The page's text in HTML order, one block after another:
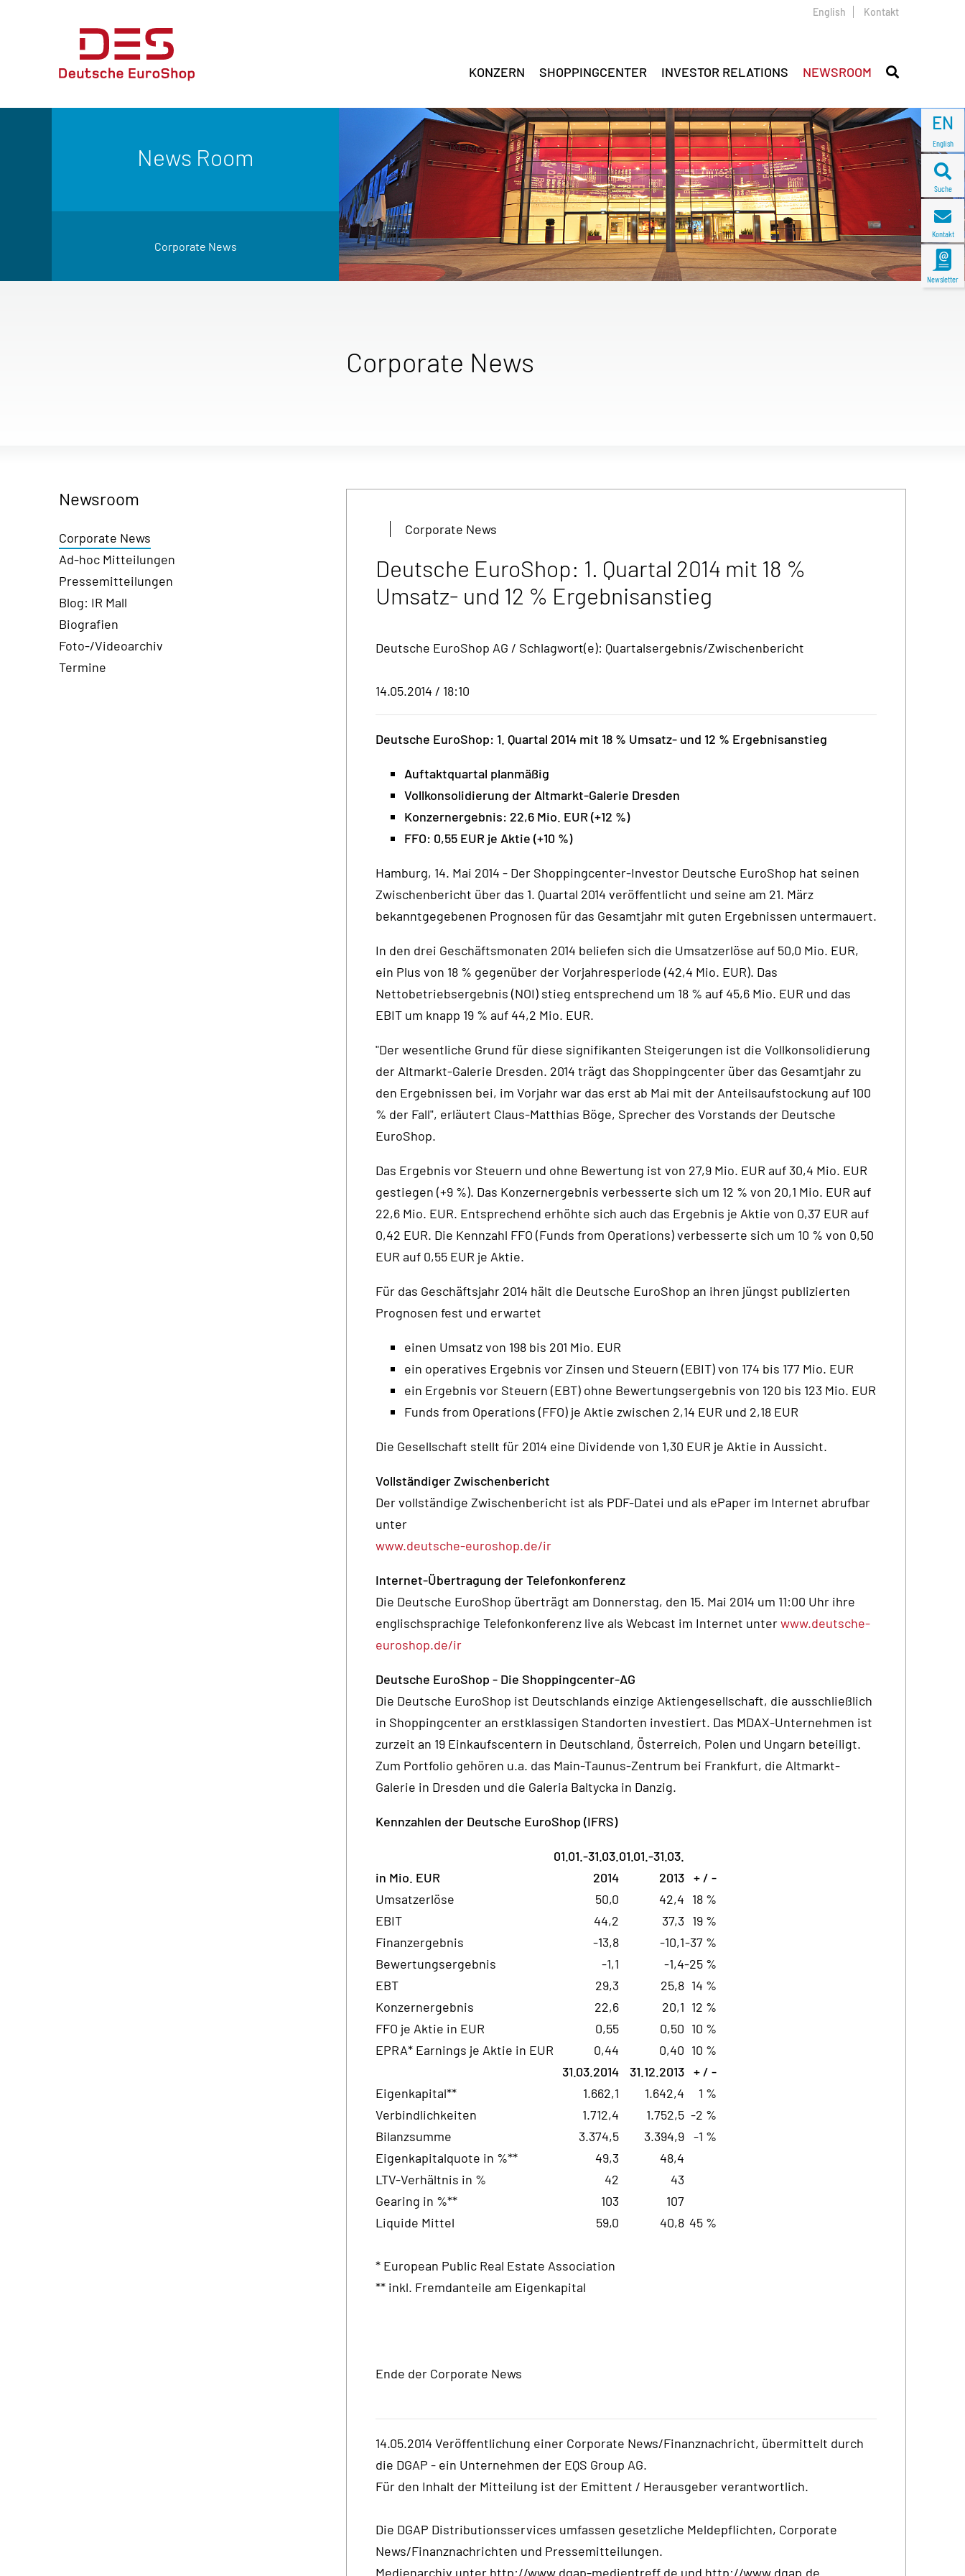
EN
English
Suche
Kontakt
Newsletter
English Kontakt
KONZERN SHOPPINGCENTER INVESTOR RELATIONS NEWSROOM
News Room
Corporate News
Corporate News
Newsroom
Corporate News
Ad-hoc Mitteilungen
Pressemitteilungen
Blog: IR Mall
Biografien
Foto-/Videoarchiv
Termine
Corporate News
Deutsche EuroShop: 1. Quartal 2014 mit 18 %
Umsatz- und 12 % Ergebnisanstieg
Deutsche EuroShop AG / Schlagwort(e): Quartalsergebnis/Zwischenbericht
14.05.2014 / 18:10
Deutsche EuroShop: 1. Quartal 2014 mit 18 % Umsatz- und 12 % Ergebnisanstieg
Auftaktquartal planmäßig
Vollkonsolidierung der Altmarkt-Galerie Dresden
Konzernergebnis: 22,6 Mio. EUR (+12 %)
FFO: 0,55 EUR je Aktie (+10 %)
Hamburg, 14. Mai 2014 - Der Shoppingcenter-Investor Deutsche EuroShop hat seinen
Zwischenbericht über das 1. Quartal 2014 veröffentlicht und seine am 21. März
bekanntgegebenen Prognosen für das Gesamtjahr mit guten Ergebnissen untermauert.
In den drei Geschäftsmonaten 2014 beliefen sich die Umsatzerlöse auf 50,0 Mio. EUR,
ein Plus von 18 % gegenüber der Vorjahresperiode (42,4 Mio. EUR). Das
Nettobetriebsergebnis (NOI) stieg entsprechend um 18 % auf 45,6 Mio. EUR und das
EBIT um knapp 19 % auf 44,2 Mio. EUR.
"Der wesentliche Grund für diese signifikanten Steigerungen ist die Vollkonsolidierung
der Altmarkt-Galerie Dresden. 2014 trägt das Shoppingcenter über das Gesamtjahr zu
den Ergebnissen bei, im Vorjahr war das erst ab Mai mit der Anteilsaufstockung auf 100
% der Fall", erläutert Claus-Matthias Böge, Sprecher des Vorstands der Deutsche
EuroShop.
Das Ergebnis vor Steuern und ohne Bewertung ist von 27,9 Mio. EUR auf 30,4 Mio. EUR
gestiegen (+9 %). Das Konzernergebnis verbesserte sich um 12 % von 20,1 Mio. EUR auf
22,6 Mio. EUR. Entsprechend erhöhte sich auch das Ergebnis je Aktie von 0,37 EUR auf
0,42 EUR. Die Kennzahl FFO (Funds from Operations) verbesserte sich um 10 % von 0,50
EUR auf 0,55 EUR je Aktie.
Für das Geschäftsjahr 2014 hält die Deutsche EuroShop an ihren jüngst publizierten
Prognosen fest und erwartet
einen Umsatz von 198 bis 201 Mio. EUR
ein operatives Ergebnis vor Zinsen und Steuern (EBIT) von 174 bis 177 Mio. EUR
ein Ergebnis vor Steuern (EBT) ohne Bewertungsergebnis von 120 bis 123 Mio. EUR
Funds from Operations (FFO) je Aktie zwischen 2,14 EUR und 2,18 EUR
Die Gesellschaft stellt für 2014 eine Dividende von 1,30 EUR je Aktie in Aussicht.
Vollständiger Zwischenbericht
Der vollständige Zwischenbericht ist als PDF-Datei und als ePaper im Internet abrufbar
unter
www.deutsche-euroshop.de/ir
Internet-Übertragung der Telefonkonferenz
Die Deutsche EuroShop überträgt am Donnerstag, den 15. Mai 2014 um 11:00 Uhr ihre
englischsprachige Telefonkonferenz live als Webcast im Internet unterwww.deutsche-
euroshop.de/ir
Deutsche EuroShop - Die Shoppingcenter-AG
Die Deutsche EuroShop ist Deutschlands einzige Aktiengesellschaft, die ausschließlich
in Shoppingcenter an erstklassigen Standorten investiert. Das MDAX-Unternehmen ist
zurzeit an 19 Einkaufscentern in Deutschland, Österreich, Polen und Ungarn beteiligt.
Zum Portfolio gehören u.a. das Main-Taunus-Zentrum bei Frankfurt, die Altmarkt-
Galerie in Dresden und die Galeria Baltycka in Danzig.
Kennzahlen der Deutsche EuroShop (IFRS)
in Mio. EUR
01.01.-31.03.
2014
01.01.-31.03.
2013 + / -
Umsatzerlöse
50,0 42,4 18 %
EBIT
44,2 37,3 19 %
Finanzergebnis
-13,8 -10,1-37 %
Bewertungsergebnis
-1,1 -1,4-25 %
EBT
29,3 25,8 14 %
Konzernergebnis
22,6 20,1 12 %
FFO je Aktie in EUR
0,55 0,50 10 %
EPRA* Earnings je Aktie in EUR
0,44 0,40 10 %
31.03.2014
31.12.2013 + / -
Eigenkapital**
1.662,1 1.642,4
1 %
Verbindlichkeiten
1.712,4 1.752,5 -2 %
Bilanzsumme
3.374,5 3.394,9 -1 %
Eigenkapitalquote in %**
49,3
48,4
LTV-Verhältnis in %
42
43
Gearing in %**
103
107
Liquide Mittel
59,0 40,8 45 %
* European Public Real Estate Association
** inkl. Fremdanteile am Eigenkapital
Ende der Corporate News
14.05.2014 Veröffentlichung einer Corporate News/Finanznachricht, übermittelt durch
die DGAP - ein Unternehmen der EQS Group AG.
Für den Inhalt der Mitteilung ist der Emittent / Herausgeber verantwortlich.
Die DGAP Distributionsservices umfassen gesetzliche Meldepflichten, Corporate
News/Finanznachrichten und Pressemitteilungen.
Medienarchiv unter http://www.dgap-medientreff.de und http://www.dgap.de